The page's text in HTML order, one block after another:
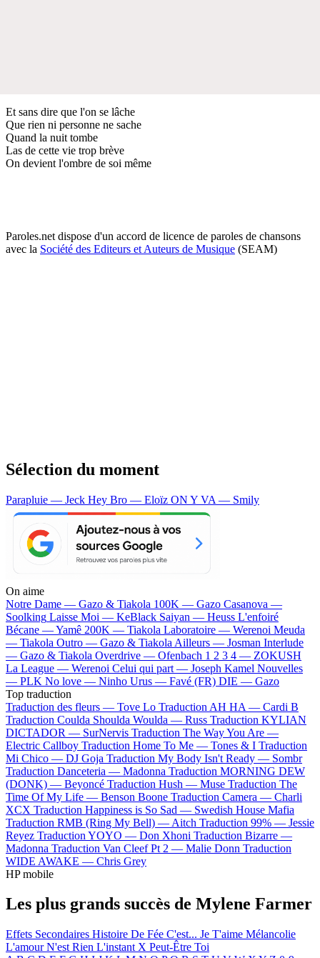
Et sans dire que l'on se lâche
Que rien ni personne ne sache
Quand la nuit tombe
Las de cette vie trop brève
On devient l'ombre de soi même
Paroles.net dispose d'un accord de licence de paroles de chansons
avec la Société des Editeurs et Auteurs de Musique (SEAM)
Sélection du moment
Parapluie — Jeck Hey Bro — Eloïz ON Y VA — Smily
On aime
Notre Dame — Gazo & Tiakola 100K — Gazo Casanova —
Soolking Laisse Moi — KeBlack Saiyan — Heuss L'enfoiré
Bécane —Yamê 200K — Tiakola Laboratoire — Werenoi Meuda
— Tiakola Outro — Gazo & Tiakola Ailleurs — Josman Interlude
— Gazo & Tiakola Overdrive — Ofenbach 1 2 3 4 — ZOKUSH
La League — Werenoi Celui qui part — Joseph Kamel Nouvelles
— PLK No love — Ninho Urus — Favé (FR) DIE — Gazo
Top traduction
Traduction des fleurs — Tove Lo Traduction AH HA — Cardi B
Traduction Coulda Shoulda Woulda — Russ Traduction KYLIAN
DICTADOR — SurNervis Traduction The Way You Are —
Electric Callboy Traduction Home To Me — Tones & I Traduction
Mi Chico — DJ Goja Traduction My Body Isn't Ready — Sombr
Traduction Danceteria — Madonna Traduction MORNING DEW
(DONK) — Beyoncé Traduction Hush — Muse Traduction The
Time Of My Life — Benson Boone Traduction Camera — Charli
XCX Traduction Happiness is So Sad — Swedish House Mafia
Traduction RMB (Ring My Bell) — Aitch Traduction 99% — Jessie
Reyez Traduction YOYO — Don Xhoni Traduction Bizarre —
Madonna Traduction Van Cleef Pt 2 — Malie Donn Traduction
WIDE AWAKE — Chris Grey
HP mobile
Les plus grands succès de Mylene Farmer
Effets Secondaires Histoire De Fée C'est... Je T'aime Mélancolie
L'amour N'est Rien L'instant X Peut-Être Toi